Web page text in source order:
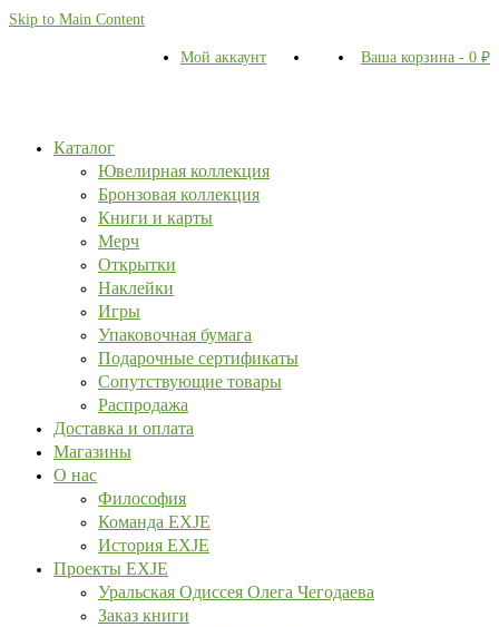
Skip to Main Content
Мой аккаунт Ваша корзина - 0 ₽
Каталог
Ювелирная коллекция
Бронзовая коллекция
Книги и карты
Мерч
Открытки
Наклейки
Игры
Упаковочная бумага
Подарочные сертификаты
Сопутствующие товары
Распродажа
Доставка и оплата
Магазины
О нас
Философия
Команда EXJE
История EXJE
Проекты EXJE
Уральская Одиссея Олега Чегодаева
Заказ книги